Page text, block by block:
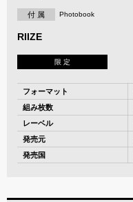
付 属 Photobook
RIIZE
限 定
フォーマット
組み枚数
レーベル
発売元
発売国